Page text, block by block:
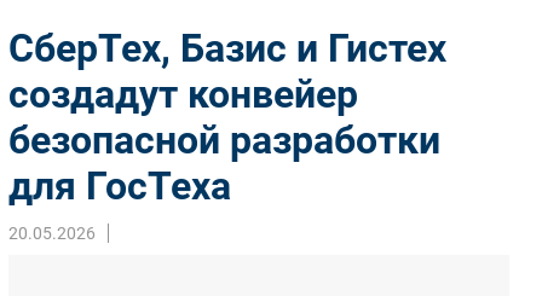
Импорто­замещение
Автоматизация Промышленности
Интернет
Фиксированная связь
Интеграция
СберТех, Базис и Гистех
создадут конвейер
безопасной разработки
для ГосТеха
20.05.2026